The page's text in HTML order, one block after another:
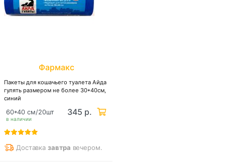
Фармакс
Пакеты для кошачьего туалета Айда
гулять размером не более 30*40см,
синий
в наличии
60*40 см/20шт 345 р.
Доставказавтра вечером.